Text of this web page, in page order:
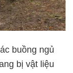
buồng ngủ
bị vật liệu